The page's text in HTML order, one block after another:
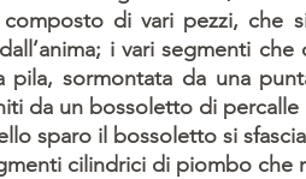
di vari pezzi, che
i vari segmenti
pila, sormontata da una
da un bossoletto di percalle
sparo il bossoletto si
cilindrici di piombo che